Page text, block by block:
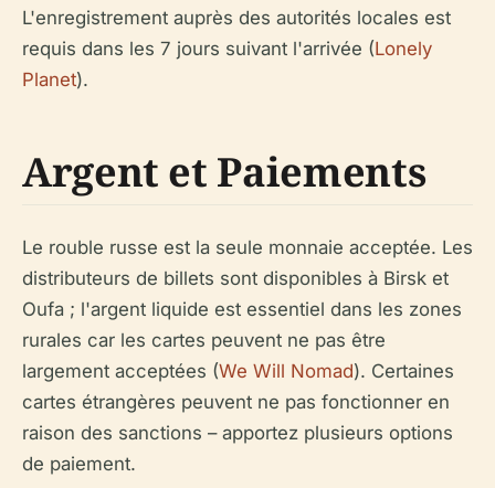
L'enregistrement auprès des autorités locales est
requis dans les 7 jours suivant l'arrivée (Lonely
Planet).
Argent et Paiements
Le rouble russe est la seule monnaie acceptée. Les
distributeurs de billets sont disponibles à Birsk et
Oufa ; l'argent liquide est essentiel dans les zones
rurales car les cartes peuvent ne pas être
largement acceptées (We Will Nomad). Certaines
cartes étrangères peuvent ne pas fonctionner en
raison des sanctions – apportez plusieurs options
de paiement.